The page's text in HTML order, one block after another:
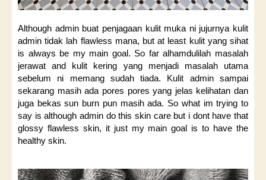
Although admin buat penjagaan kulit muka ni jujurnya kulit
admin tidak lah flawless mana, but at least kulit yang sihat
is always be my main goal. So far alhamdulilah masalah
jerawat and kulit kering yang menjadi masalah utama
sebelum ni memang sudah tiada. Kulit admin sampai
sekarang masih ada pores pores yang jelas kelihatan dan
juga bekas sun burn pun masih ada. So what im trying to
say is although admin do this skin care but i dont have that
glossy flawless skin, it just my main goal is to have the
healthy skin.